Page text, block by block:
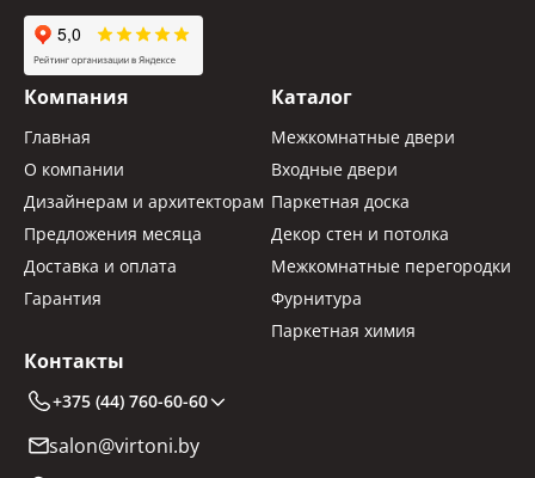
Компания
Главная
О компании
Дизайнерам и архитекторам
Предложения месяца
Доставка и оплата
Гарантия
Каталог
Межкомнатные двери
Входные двери
Паркетная доска
Декор стен и потолка
Межкомнатные перегородки
Фурнитура
Паркетная химия
Контакты
+375 (44) 760-60-60
salon@virtoni.by